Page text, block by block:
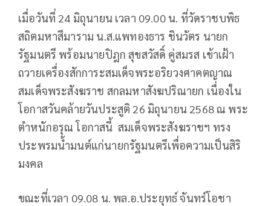
เมื่อวันที่ 24 มิถุนายน เวลา 09.00 น. ที่วัดราชบพิธ
สถิตมหาสีมาราม น.ส.แพทองธาร ชินวัตร นายก
รัฐมนตรี พร้อมนายปิฎก สุขสวัสดิ์ คู่สมรส เข้าเฝ้า
ถวายเครื่องสักการะสมเด็จพระอริยวงศาคตญาณ
สมเด็จพระสังฆราช สกลมหาสังฆปริณายก เนื่องใน
โอกาสวันคล้ายวันประสูติ 26 มิถุนายน 2568 ณ พระ
ตำหนักอรุณ โอกาสนี้ สมเด็จพระสังฆราชฯ ทรง
ประพรมน้ำมนต์แก่นายกรัฐมนตรีเพื่อความเป็นสิริ
มงคล
ขณะที่เวลา 09.08 น. พล.อ.ประยุทธ์ จันทร์โอชา